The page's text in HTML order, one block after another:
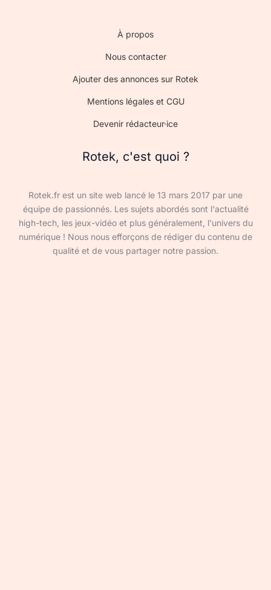
À propos
Nous contacter
Ajouter des annonces sur Rotek
Mentions légales et CGU
Devenir rédacteur·ice
Rotek, c'est quoi ?
Rotek.fr est un site web lancé le 13 mars 2017 par une
équipe de passionnés. Les sujets abordés sont l'actualité
high-tech, les jeux-vidéo et plus généralement, l'univers du
numérique ! Nous nous efforçons de rédiger du contenu de
qualité et de vous partager notre passion.